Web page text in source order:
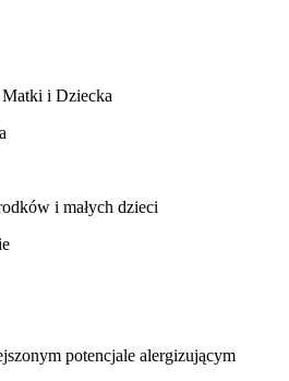
i Dziecka
i małych dzieci
potencjale alergizującym